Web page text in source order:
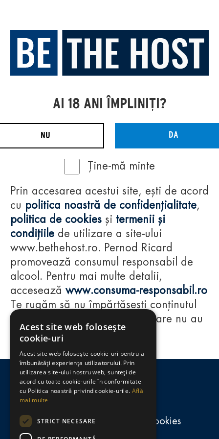
Regulamente
consumă-responsabil.ro
Politica de confidențialitate și cookies
AI 18 ANI ÎMPLINIȚI?
NU DA
Ține-mă minte
Prin accesarea acestui site, ești de acord
cu politica noastră de confidențialitate,
politica de cookies și termenii și
condițiile de utilizare a site-ului
www.bethehost.ro. Pernod Ricard
promovează consumul responsabil de
alcool. Pentru mai multe detalii,
accesează www.consuma-responsabil.ro
Te rugăm să nu împărtășești conținutul
acestui website cu persoane care nu au
împlinit vârsta de 18 ani.
Acest site web folosește
cookie-uri
Acest site web folosește cookie-uri pentru a
îmbunătăți experiența utilizatorului. Prin
utilizarea site-ului nostru web, sunteți de
acord cu toate cookie-urile în conformitate
cu Politica noastră privind cookie-urile. Află
mai multe
STRICT NECESARE